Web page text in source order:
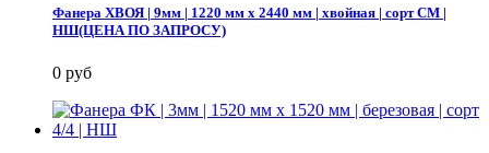
Фанера ХВОЯ | 9мм | 1220 мм х 2440 мм | хвойная | сорт СМ |
НШ(ЦЕНА ПО ЗАПРОСУ)
0 руб